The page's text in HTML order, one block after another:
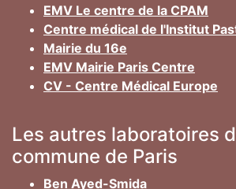
EMV Le centre de la CPAM
Centre médical de l'Institut
Mairie du 16e
EMV Mairie Paris Centre
CV - Centre Médical Europe
Les autres laboratoires
commune de Paris
Ben Ayed-Smida